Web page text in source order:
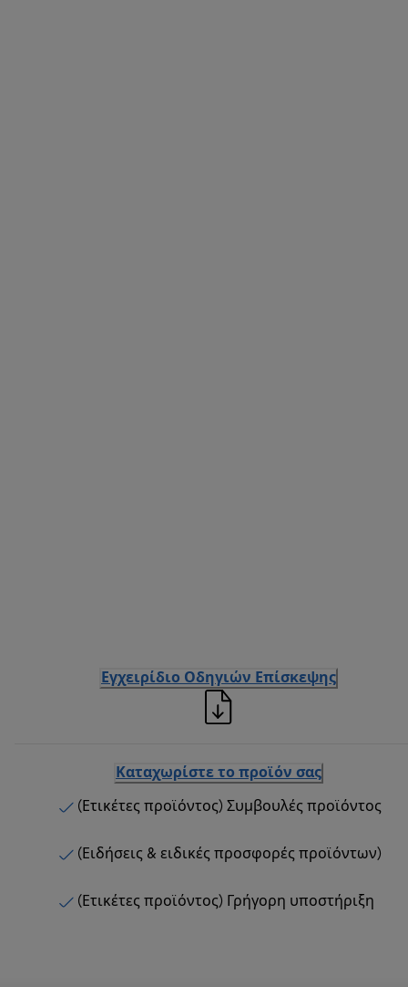
Εγχειρίδιο Οδηγιών Επίσκεψης
Καταχωρίστε το προϊόν σας
(Ετικέτες προϊόντος) Συμβουλές προϊόντος
(Ειδήσεις & ειδικές προσφορές προϊόντων)
(Ετικέτες προϊόντος) Γρήγορη υποστήριξη